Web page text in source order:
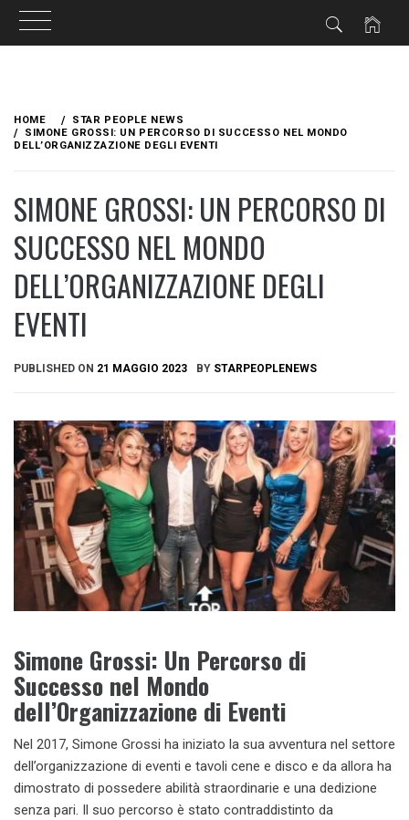
content
HOME
STAR PEOPLE NEWS
SIMONE GROSSI: UN PERCORSO DI SUCCESSO NEL MONDO
DELL’ORGANIZZAZIONE DEGLI EVENTI
SIMONE GROSSI: UN PERCORSO DI
SUCCESSO NEL MONDO
DELL’ORGANIZZAZIONE DEGLI
EVENTI
PUBLISHED ON 21 MAGGIO 2023 BY STARPEOPLENEWS
Simone Grossi: Un Percorso di
Successo nel Mondo
dell’Organizzazione di Eventi
Nel 2017, Simone Grossi ha iniziato la sua avventura nel settore
dell’organizzazione di eventi e tavoli cene e disco e da allora ha
dimostrato di possedere abilità straordinarie e una dedizione
senza pari. Il suo percorso è stato contraddistinto da